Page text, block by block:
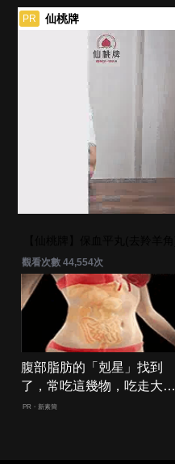
PR 仙桃牌
觀看次數 44,554次
腹部脂肪的「剋星」找到
了，常吃這幾物，吃走大肚
囊，瘦出小蠻腰
PR・新素簡